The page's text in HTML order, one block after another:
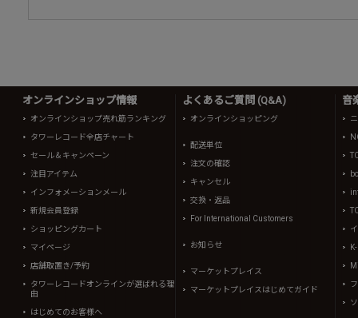
オンラインショップ情報
オンラインショップ売れ筋ランキング
タワーレコード全店チャート
セール＆キャンペーン
注目アイテム
インフォメーションメール
新規会員登録
ショッピングカート
マイページ
店舗取置き/予約
タワーレコードオンラインが選ばれる理
由
はじめてのお客様へ
よくあるご質問 (Q&A)
オンラインショッピング
配送単位
注文の確認
キャンセル
交換・返品
For International Customers
お知らせ
マーケットプレイス
マーケットプレイスはじめてガイド
音